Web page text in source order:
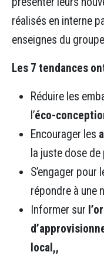
réalisés en interne
enseignes du
Les 7 tendances
Réduire les
l’éco-
Encourager les
la juste dose
S’engager pour
répondre à une
Informer sur
local,,